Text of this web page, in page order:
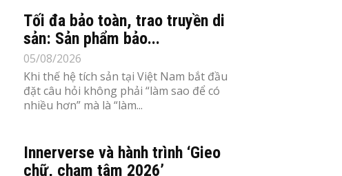
Tối đa bảo toàn, trao truyền di
sản: Sản phẩm bảo...
05/08/2026
Khi thế hệ tích sản tại Việt Nam bắt đầu
đặt câu hỏi không phải “làm sao để có
nhiều hơn” mà là “làm...
Innerverse và hành trình ‘Gieo
chữ, chạm tâm 2026’